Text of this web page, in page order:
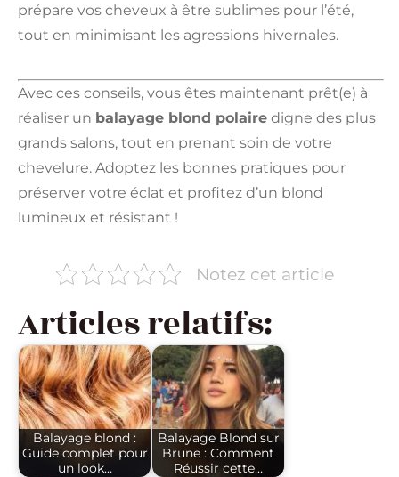
prépare vos cheveux à être sublimes pour l’été,
tout en minimisant les agressions hivernales.
Avec ces conseils, vous êtes maintenant prêt(e) à
réaliser un balayage blond polaire digne des plus
grands salons, tout en prenant soin de votre
chevelure. Adoptez les bonnes pratiques pour
préserver votre éclat et profitez d’un blond
lumineux et résistant !
Notez cet article
Articles relatifs:
Balayage blond :
Guide complet pour
un look…
Balayage Blond sur
Brune : Comment
Réussir cette…